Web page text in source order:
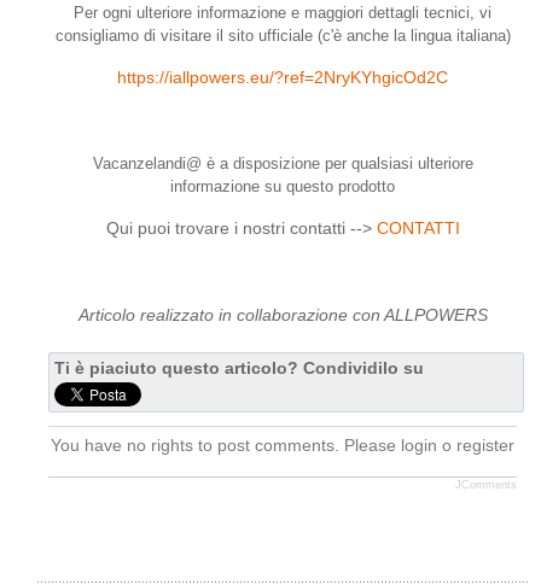
Per ogni ulteriore informazione e maggiori dettagli tecnici, vi
consigliamo di visitare il sito ufficiale (c'è anche la lingua italiana)
https://iallpowers.eu/?ref=2NryKYhgicOd2C
Vacanzelandi@ è a disposizione per qualsiasi ulteriore
informazione su questo prodotto
Qui puoi trovare i nostri contatti --> CONTATTI
Articolo realizzato in collaborazione con ALLPOWERS
Ti è piaciuto questo articolo? Condividilo su
You have no rights to post comments. Please login o register
JComments